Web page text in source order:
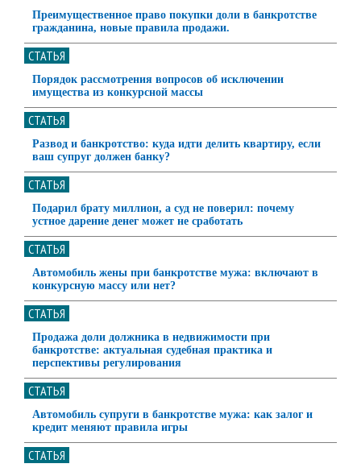
Преимущественное право покупки доли в банкротстве
гражданина, новые правила продажи.
СТАТЬЯ
Порядок рассмотрения вопросов об исключении
имущества из конкурсной массы
СТАТЬЯ
Развод и банкротство: куда идти делить квартиру, если
ваш супруг должен банку?
СТАТЬЯ
Подарил брату миллион, а суд не поверил: почему
устное дарение денег может не сработать
СТАТЬЯ
Автомобиль жены при банкротстве мужа: включают в
конкурсную массу или нет?
СТАТЬЯ
Продажа доли должника в недвижимости при
банкротстве: актуальная судебная практика и
перспективы регулирования
СТАТЬЯ
Автомобиль супруги в банкротстве мужа: как залог и
кредит меняют правила игры
СТАТЬЯ